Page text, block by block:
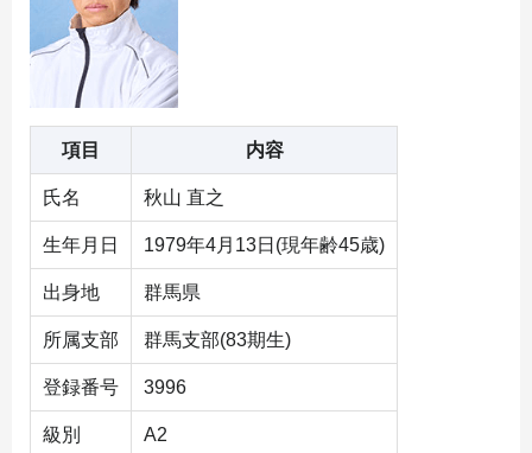
項目 内容
氏名 秋山 直之
生年月日 1979年4月13日(現年齢45歳)
出身地 群馬県
所属支部 群馬支部(83期生)
登録番号 3996
級別 A2